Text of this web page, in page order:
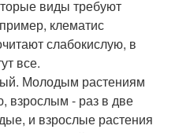
виды требуют
клематис
слабокислую, в
все.
Молодым растениям
взрослым - раз в две
и взрослые растения